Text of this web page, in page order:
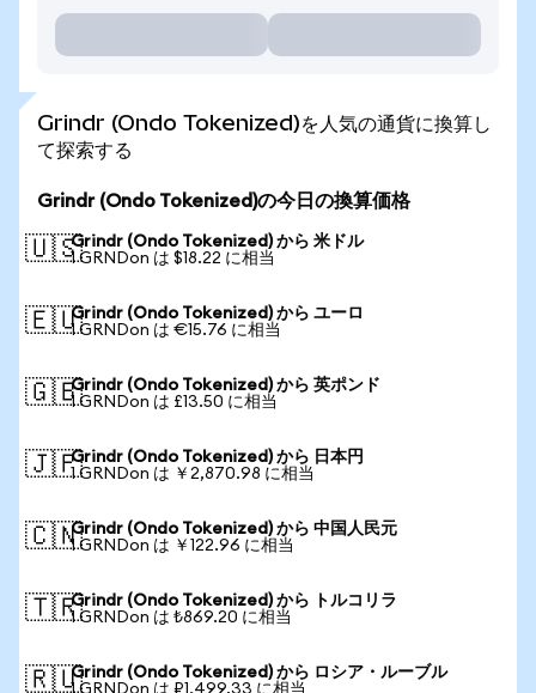
Grindr (Ondo Tokenized)を人気の通貨に換算し
て探索する
Grindr (Ondo Tokenized)の今日の換算価格
🇺🇸Grindr (Ondo Tokenized) から 米ドル
1 GRNDon は $18.22 に相当
🇪🇺Grindr (Ondo Tokenized) から ユーロ
1 GRNDon は €15.76 に相当
🇬🇧Grindr (Ondo Tokenized) から 英ポンド
1 GRNDon は £13.50 に相当
🇯🇵Grindr (Ondo Tokenized) から 日本円
1 GRNDon は ￥2,870.98 に相当
🇨🇳Grindr (Ondo Tokenized) から 中国人民元
1 GRNDon は ￥122.96 に相当
🇹🇷Grindr (Ondo Tokenized) から トルコリラ
1 GRNDon は ₺869.20 に相当
🇷🇺Grindr (Ondo Tokenized) から ロシア・ルーブル
1 GRNDon は ₽1,499.33 に相当